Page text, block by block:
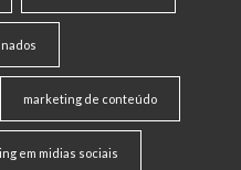
marketing de conteúdo
em midias sociais